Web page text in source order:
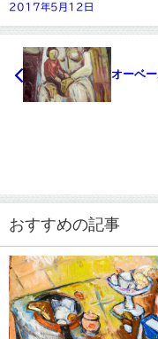
2017年5月12日
オーベ
おすすめの記事